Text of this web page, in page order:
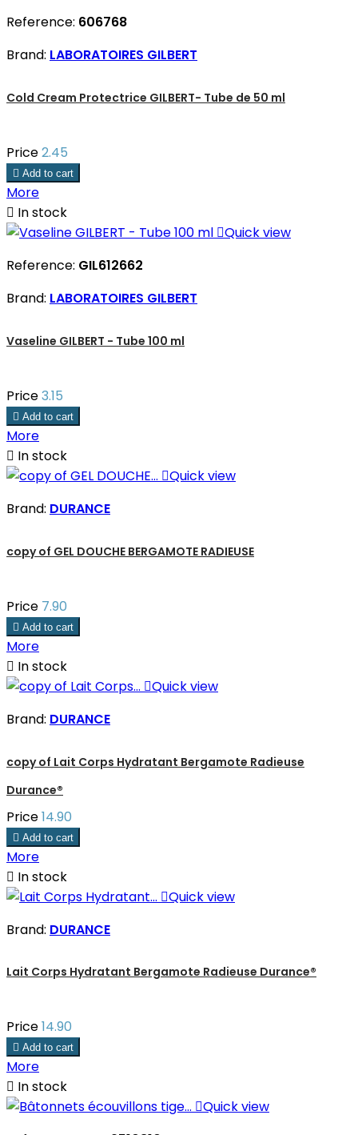
Reference: 606768
Brand: LABORATOIRES GILBERT
Cold Cream Protectrice GILBERT- Tube de 50 ml
Price2.45
 Add to cart
More
 In stock
Quick view
Reference: GIL612662
Brand: LABORATOIRES GILBERT
Vaseline GILBERT - Tube 100 ml
Price3.15
 Add to cart
More
 In stock
Quick view
Brand: DURANCE
copy of GEL DOUCHE BERGAMOTE RADIEUSE
Price 7.90
 Add to cart
More
 In stock
Quick view
Brand: DURANCE
copy of Lait Corps Hydratant Bergamote Radieuse
Durance®
Price14.90
 Add to cart
More
 In stock
Quick view
Brand: DURANCE
Lait Corps Hydratant Bergamote Radieuse Durance®
Price14.90
 Add to cart
More
 In stock
Quick view